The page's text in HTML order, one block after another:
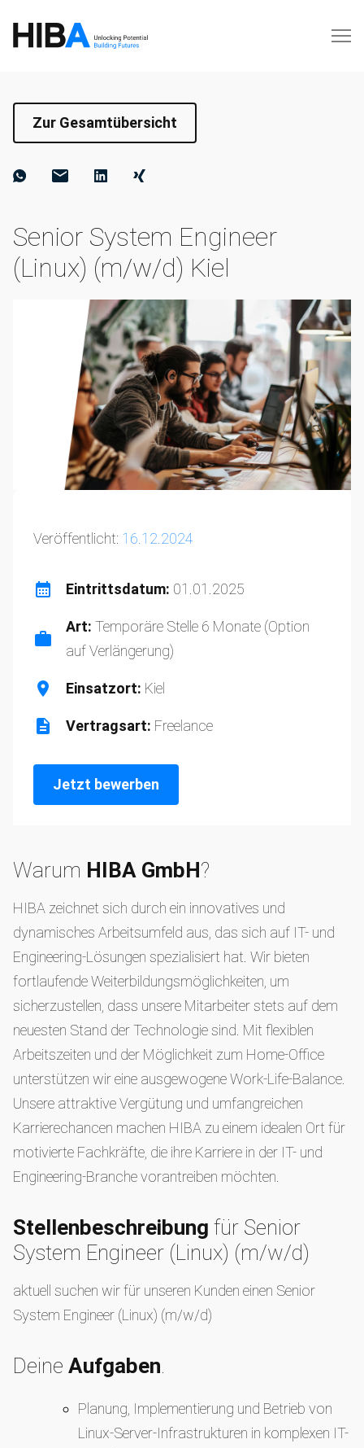
Zur Gesamtübersicht
Senior System Engineer
(Linux) (m/w/d) Kiel
Veröffentlicht: 16.12.2024
Eintrittsdatum: 01.01.2025
Art: Temporäre Stelle 6 Monate (Option
auf Verlängerung)
Einsatzort: Kiel
Vertragsart: Freelance
Jetzt bewerben
Warum HIBA GmbH?
HIBA zeichnet sich durch ein innovatives und
dynamisches Arbeitsumfeld aus, das sich auf IT- und
Engineering-Lösungen spezialisiert hat. Wir bieten
fortlaufende Weiterbildungsmöglichkeiten, um
sicherzustellen, dass unsere Mitarbeiter stets auf dem
neuesten Stand der Technologie sind. Mit flexiblen
Arbeitszeiten und der Möglichkeit zum Home-Office
unterstützen wir eine ausgewogene Work-Life-Balance.
Unsere attraktive Vergütung und umfangreichen
Karrierechancen machen HIBA zu einem idealen Ort für
motivierte Fachkräfte, die ihre Karriere in der IT- und
Engineering-Branche vorantreiben möchten.
Stellenbeschreibung für Senior
System Engineer (Linux) (m/w/d)
aktuell suchen wir für unseren Kunden einen Senior
System Engineer (Linux) (m/w/d)
Deine Aufgaben.
Planung, Implementierung und Betrieb von
Linux-Server-Infrastrukturen in komplexen IT-